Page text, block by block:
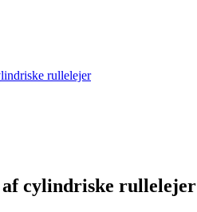
rullelejer
af cylindriske rullelejer